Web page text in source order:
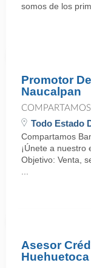
somos de los
Promotor
Naucalpan
Todo Estado
Compartamos
¡Únete a nuestro
Objetivo: Venta,
Asesor